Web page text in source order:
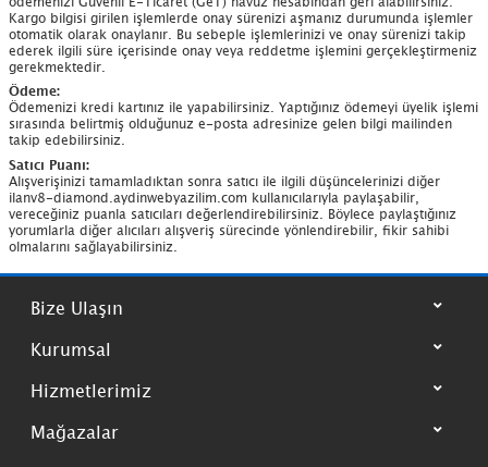
Kargo bilgisi girilen işlemlerde onay sürenizi aşmanız durumunda işlemler
otomatik olarak onaylanır. Bu sebeple işlemlerinizi ve onay sürenizi takip
ederek ilgili süre içerisinde onay veya reddetme işlemini gerçekleştirmeniz
gerekmektedir.
Ödeme:
Ödemenizi kredi kartınız ile yapabilirsiniz. Yaptığınız ödemeyi üyelik işlemi
sırasında belirtmiş olduğunuz e-posta adresinize gelen bilgi mailinden
takip edebilirsiniz.
Satıcı Puanı:
Alışverişinizi tamamladıktan sonra satıcı ile ilgili düşüncelerinizi diğer
ilanv8-diamond.aydinwebyazilim.com kullanıcılarıyla paylaşabilir,
vereceğiniz puanla satıcıları değerlendirebilirsiniz. Böylece paylaştığınız
yorumlarla diğer alıcıları alışveriş sürecinde yönlendirebilir, fikir sahibi
olmalarını sağlayabilirsiniz.
Bize Ulaşın
Kurumsal
Hizmetlerimiz
Mağazalar